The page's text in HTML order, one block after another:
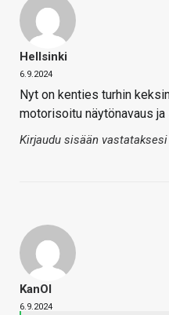
Hellsinki
6.9.2024
Nyt on kenties turhin
motorisoitu näytönavaus
Kirjaudu sisään vastataksesi
KanOl
6.9.2024